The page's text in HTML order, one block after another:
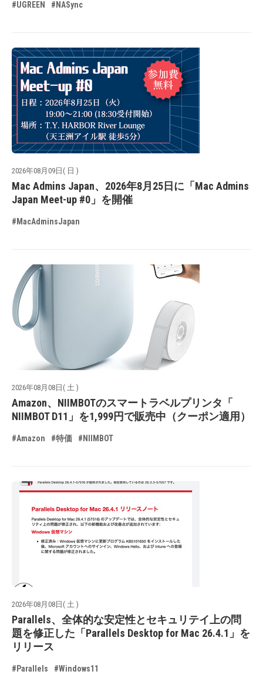
#UGREEN #NASync
2026年08月09日( 日 )
Mac Admins Japan、2026年8月25日に「Mac Admins
Japan Meet-up #0」を開催
#MacAdminsJapan
2026年08月08日( 土 )
Amazon、NIIMBOTのスマートラベルプリンタ「
NIIMBOT D11」を1,999円で販売中（クーポン適用）
#Amazon #特価 #NIIMBOT
2026年08月08日( 土 )
Parallels、全体的な安定性とセキュリテイ上の問
題を修正した「Parallels Desktop for Mac 26.4.1」を
リリース
#Parallels #Windows11